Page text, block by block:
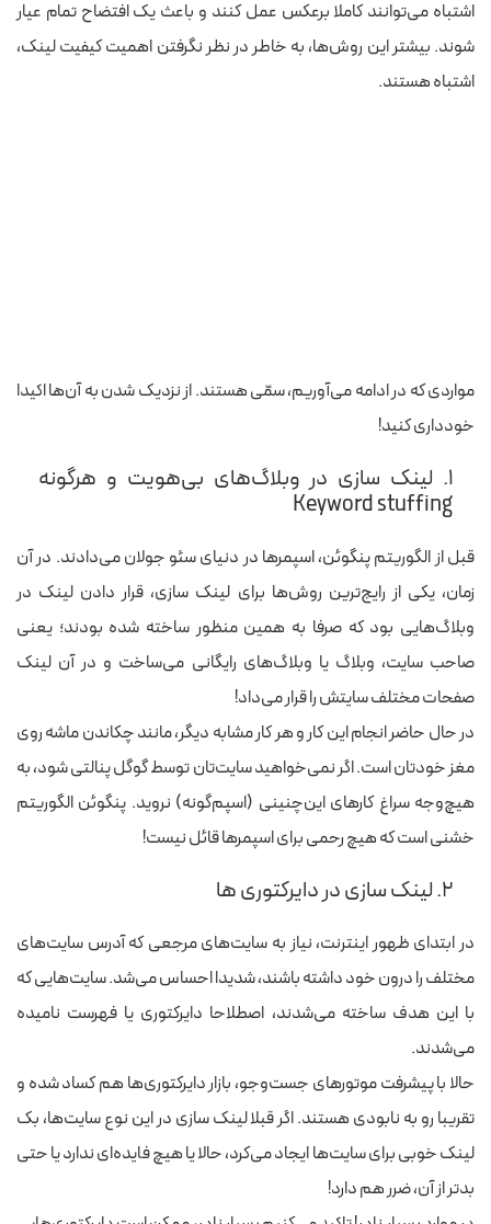
اشتباه می‌توانند کاملا برعکس عمل کنند و باعث یک افتضاح تمام عیار
شوند. بیشتر این روش‌ها، به خاطر در نظر نگرفتن اهمیت کیفیت لینک،
اشتباه هستند.
مواردی که در ادامه می‌آوریم، سمّی هستند. از نزدیک شدن به آن‌ها اکیدا
خودداری کنید!
۱. لینک سازی در وبلاگ‌های بی‌هویت و هرگونه
Keyword stuffing
قبل از الگوریتم پنگوئن، اسپمرها در دنیای سئو جولان می‌دادند. در آن
زمان، یکی از رایج‌ترین روش‌ها برای لینک‌ سازی، قرار دادن لینک در
وبلاگ‌هایی بود که صرفا به‌ همین منظور ساخته شده بودند؛ یعنی
صاحب سایت، وبلاگ یا وبلاگ‌های رایگانی می‌ساخت و در آن لینک
صفحات مختلف سایتش را قرار می‌داد!
در حال حاضر انجام این کار و هر کار مشابه دیگر، مانند چکاندن ماشه روی
مغز خودتان است. اگر نمی‌خواهید سایت‌تان توسط گوگل پنالتی شود، به
هیچ‌وجه سراغ کارهای این‌چنینی (اسپم‌گونه) نروید. پنگوئن الگوریتم
خشنی است که هیچ رحمی برای اسپمرها قائل نیست!
۲. لینک سازی در دایرکتوری ها
در ابتدای ظهور اینترنت، نیاز به سایت‌های مرجعی که آدرس سایت‌های
مختلف را درون خود داشته باشند، شدیدا احساس می‌شد. سایت‌هایی که
با این هدف ساخته می‌شدند، اصطلاحا دایرکتوری یا فهرست نامیده
می‌شدند.
حالا با پیشرفت موتورهای جست‌وجو، بازار دایرکتوری‌ها هم کساد شده و
تقریبا رو به نابودی هستند. اگر قبلا لینک سازی در این نوع سایت‌ها، بک
لینک خوبی برای سایت‌ها ایجاد می‌کرد، حالا یا هیچ فایده‌ای ندارد یا حتی
بدتر از آن، ضرر هم دارد!